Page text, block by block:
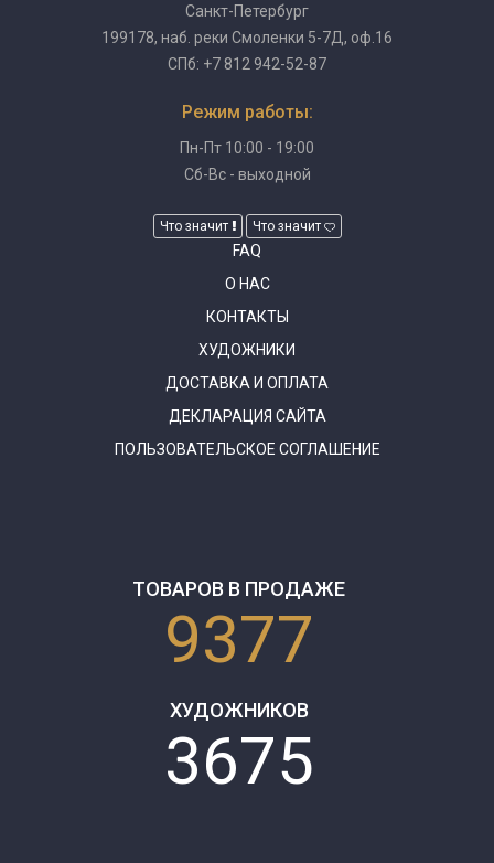
Санкт-Петербург
199178, наб. реки Смоленки 5-7Д, оф.16
СПб: +7 812 942-52-87
Режим работы:
Пн-Пт 10:00 - 19:00
Сб-Вс - выходной
Что значит Что значит
FAQ
О НАС
КОНТАКТЫ
ХУДОЖНИКИ
ДОСТАВКА И ОПЛАТА
ДЕКЛАРАЦИЯ САЙТА
ПОЛЬЗОВАТЕЛЬСКОЕ СОГЛАШЕНИЕ
ТОВАРОВ В ПРОДАЖЕ
9377
ХУДОЖНИКОВ
3675